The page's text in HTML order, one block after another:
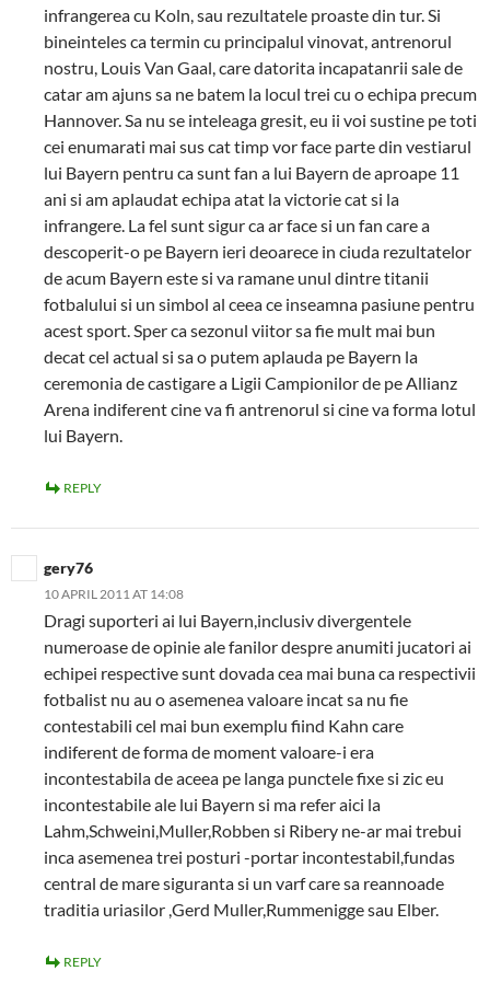
infrangerea cu Koln, sau rezultatele proaste din tur. Si
bineinteles ca termin cu principalul vinovat, antrenorul
nostru, Louis Van Gaal, care datorita incapatanrii sale de
catar am ajuns sa ne batem la locul trei cu o echipa precum
Hannover. Sa nu se inteleaga gresit, eu ii voi sustine pe toti
cei enumarati mai sus cat timp vor face parte din vestiarul
lui Bayern pentru ca sunt fan a lui Bayern de aproape 11
ani si am aplaudat echipa atat la victorie cat si la
infrangere. La fel sunt sigur ca ar face si un fan care a
descoperit-o pe Bayern ieri deoarece in ciuda rezultatelor
de acum Bayern este si va ramane unul dintre titanii
fotbalului si un simbol al ceea ce inseamna pasiune pentru
acest sport. Sper ca sezonul viitor sa fie mult mai bun
decat cel actual si sa o putem aplauda pe Bayern la
ceremonia de castigare a Ligii Campionilor de pe Allianz
Arena indiferent cine va fi antrenorul si cine va forma lotul
lui Bayern.
REPLY
gery76
10 APRIL 2011 AT 14:08
Dragi suporteri ai lui Bayern,inclusiv divergentele
numeroase de opinie ale fanilor despre anumiti jucatori ai
echipei respective sunt dovada cea mai buna ca respectivii
fotbalist nu au o asemenea valoare incat sa nu fie
contestabili cel mai bun exemplu fiind Kahn care
indiferent de forma de moment valoare-i era
incontestabila de aceea pe langa punctele fixe si zic eu
incontestabile ale lui Bayern si ma refer aici la
Lahm,Schweini,Muller,Robben si Ribery ne-ar mai trebui
inca asemenea trei posturi -portar incontestabil,fundas
central de mare siguranta si un varf care sa reannoade
traditia uriasilor ,Gerd Muller,Rummenigge sau Elber.
REPLY